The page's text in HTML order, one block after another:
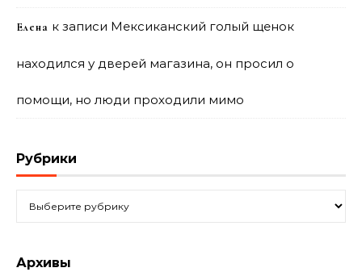
Елена к записи Мексиканский голый щенок
находился у дверей магазина, он просил о
помощи, но люди проходили мимо
Рубрики
Архивы